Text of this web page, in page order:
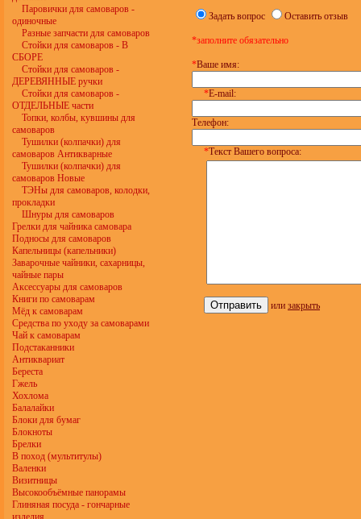
Паровички для самоваров -
одиночные
Разные запчасти для самоваров
Стойки для самоваров - В
СБОРЕ
Стойки для самоваров -
ДЕРЕВЯННЫЕ ручки
Стойки для самоваров -
ОТДЕЛЬНЫЕ части
Топки, колбы, кувшины для
самоваров
Тушилки (колпачки) для
самоваров Антикварные
Тушилки (колпачки) для
самоваров Новые
ТЭНы для самоваров, колодки,
прокладки
Шнуры для самоваров
Грелки для чайника самовара
Подносы для самоваров
Капельницы (капельники)
Заварочные чайники, сахарницы,
чайные пары
Аксессуары для самоваров
Книги по самоварам
Мёд к самоварам
Средства по уходу за самоварами
Чай к самоварам
Подстаканники
Антиквариат
Береста
Гжель
Хохлома
Балалайки
Блоки для бумаг
Блокноты
Брелки
В поход (мультитулы)
Валенки
Визитницы
Высокообъёмные панорамы
Глиняная посуда - гончарные
изделия
Задать вопрос Оставить отзыв
*заполните обязательно
*Ваше имя:
*E-mail:
Телефон:
*Текст Вашего вопроса:
или закрыть